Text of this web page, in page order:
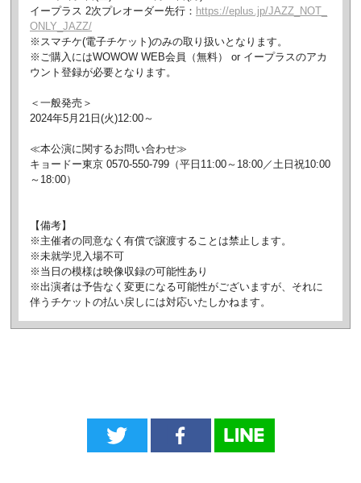
イープラス 2次プレオーダー先行： https://eplus.jp/JAZZ_NOT_
ONLY_JAZZ/
※スマチケ(電子チケット)のみの取り扱いとなります。
※ご購入にはWOWOW WEB会員（無料） or イープラスのアカ
ウント登録が必要となります。
＜一般発売＞
2024年5月21日(火)12:00～
≪本公演に関するお問い合わせ≫
キョードー東京 0570-550-799（平日11:00～18:00／土日祝10:00
～18:00）
【備考】
※主催者の同意なく有償で譲渡することは禁止します。
※未就学児入場不可
※当日の模様は映像収録の可能性あり
※出演者は予告なく変更になる可能性がございますが、それに
伴うチケットの払い戻しには対応いたしかねます。